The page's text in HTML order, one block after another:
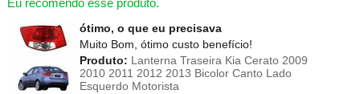
Eu recomendo esse produto.
ótimo, o que eu precisava
Muito Bom, ótimo custo benefício!
Produto: Lanterna Traseira Kia Cerato 2009
2010 2011 2012 2013 Bicolor Canto Lado
Esquerdo Motorista